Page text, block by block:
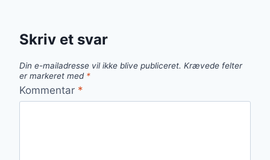
Skriv et svar
Din e-mailadresse vil ikke blive publiceret. Krævede felter
er markeret med *
Kommentar *